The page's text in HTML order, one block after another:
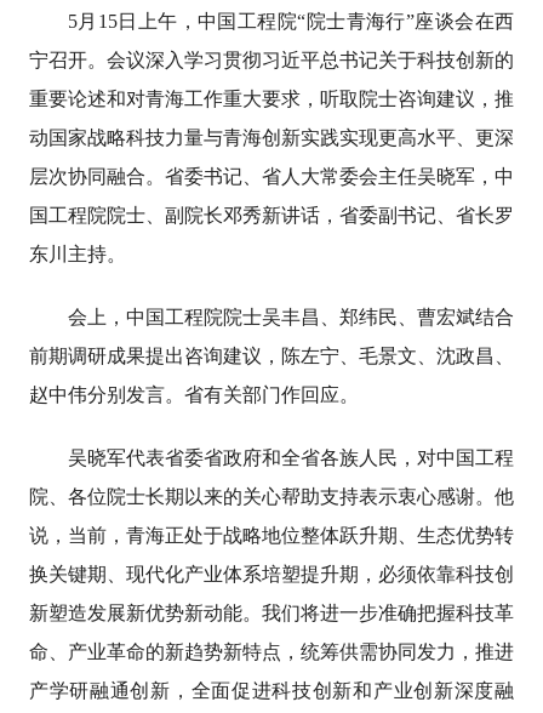
5月15日上午，中国工程院“院士青海行”座谈会在西
宁召开。会议深入学习贯彻习近平总书记关于科技创新的
重要论述和对青海工作重大要求，听取院士咨询建议，推
动国家战略科技力量与青海创新实践实现更高水平、更深
层次协同融合。省委书记、省人大常委会主任吴晓军，中
国工程院院士、副院长邓秀新讲话，省委副书记、省长罗
东川主持。
会上，中国工程院院士吴丰昌、郑纬民、曹宏斌结合
前期调研成果提出咨询建议，陈左宁、毛景文、沈政昌、
赵中伟分别发言。省有关部门作回应。
吴晓军代表省委省政府和全省各族人民，对中国工程
院、各位院士长期以来的关心帮助支持表示衷心感谢。他
说，当前，青海正处于战略地位整体跃升期、生态优势转
换关键期、现代化产业体系培塑提升期，必须依靠科技创
新塑造发展新优势新动能。我们将进一步准确把握科技革
命、产业革命的新趋势新特点，统筹供需协同发力，推进
产学研融通创新，全面促进科技创新和产业创新深度融